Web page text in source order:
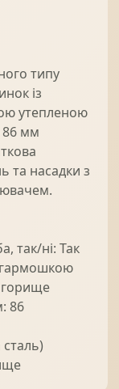
типу
із
утепленою
86 мм
та насадки з
так/ні: Так
гармошкою
горище
86